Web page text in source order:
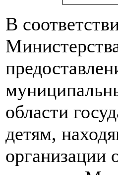
В
области
детям,
организации